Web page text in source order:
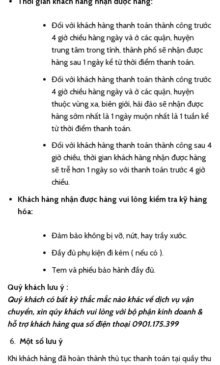
Đối với khách hàng thanh toán thành công trước
4 giờ chiều hàng ngày và ở các quận, huyện
trung tâm trong tỉnh, thành phố sẽ nhận được
hàng sau 1 ngày kể từ thời điểm thanh toán.
Đối với khách hàng thanh toán thành công trước
4 giờ chiều hàng ngày và ở các quận, huyện
thuộc vùng xa, biên giới, hải đảo sẽ nhận được
hàng sớm nhất là 1 ngày muộn nhất là 1 tuần kể
từ thời điểm thanh toán.
Đối với khách hàng thanh toán thành công sau 4
giờ chiều, thời gian khách hàng nhận được hàng
sẽ trễ hơn 1 ngày so với thanh toán trước 4 giờ
chiều.
Khách hàng nhận được hàng vui lòng kiểm tra kỹ hàng
hóa:
Đảm bảo không bị vỡ, nứt, hay trầy xước.
Đầy đủ phụ kiện đi kèm ( nếu có ).
Tem và phiếu bảo hành đầy đủ.
Quý khách lưu ý :
Quý khách có bất kỳ thắc mắc nào khác về dịch vụ vận
chuyển, xin qúy khách vui lòng với bộ phận kinh doanh &
hỗ trợ khách hàng qua số điện thoại 0901.175.399
Một số lưu ý
Khi khách hàng đã hoàn thành thủ tục thanh toán tại quầy thu